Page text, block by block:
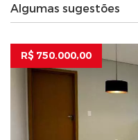
Algumas sugestões
R$ 750.000,00